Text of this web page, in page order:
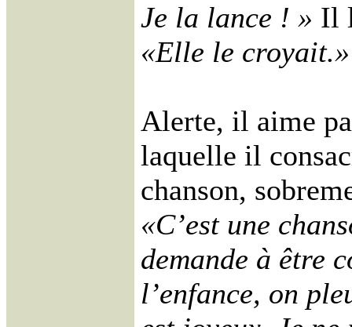
Je la lance ! » Il
«Elle le croyait.»
Alerte, il aime
laquelle il
chanson,
«C’est une
demande à être
l’enfance, on